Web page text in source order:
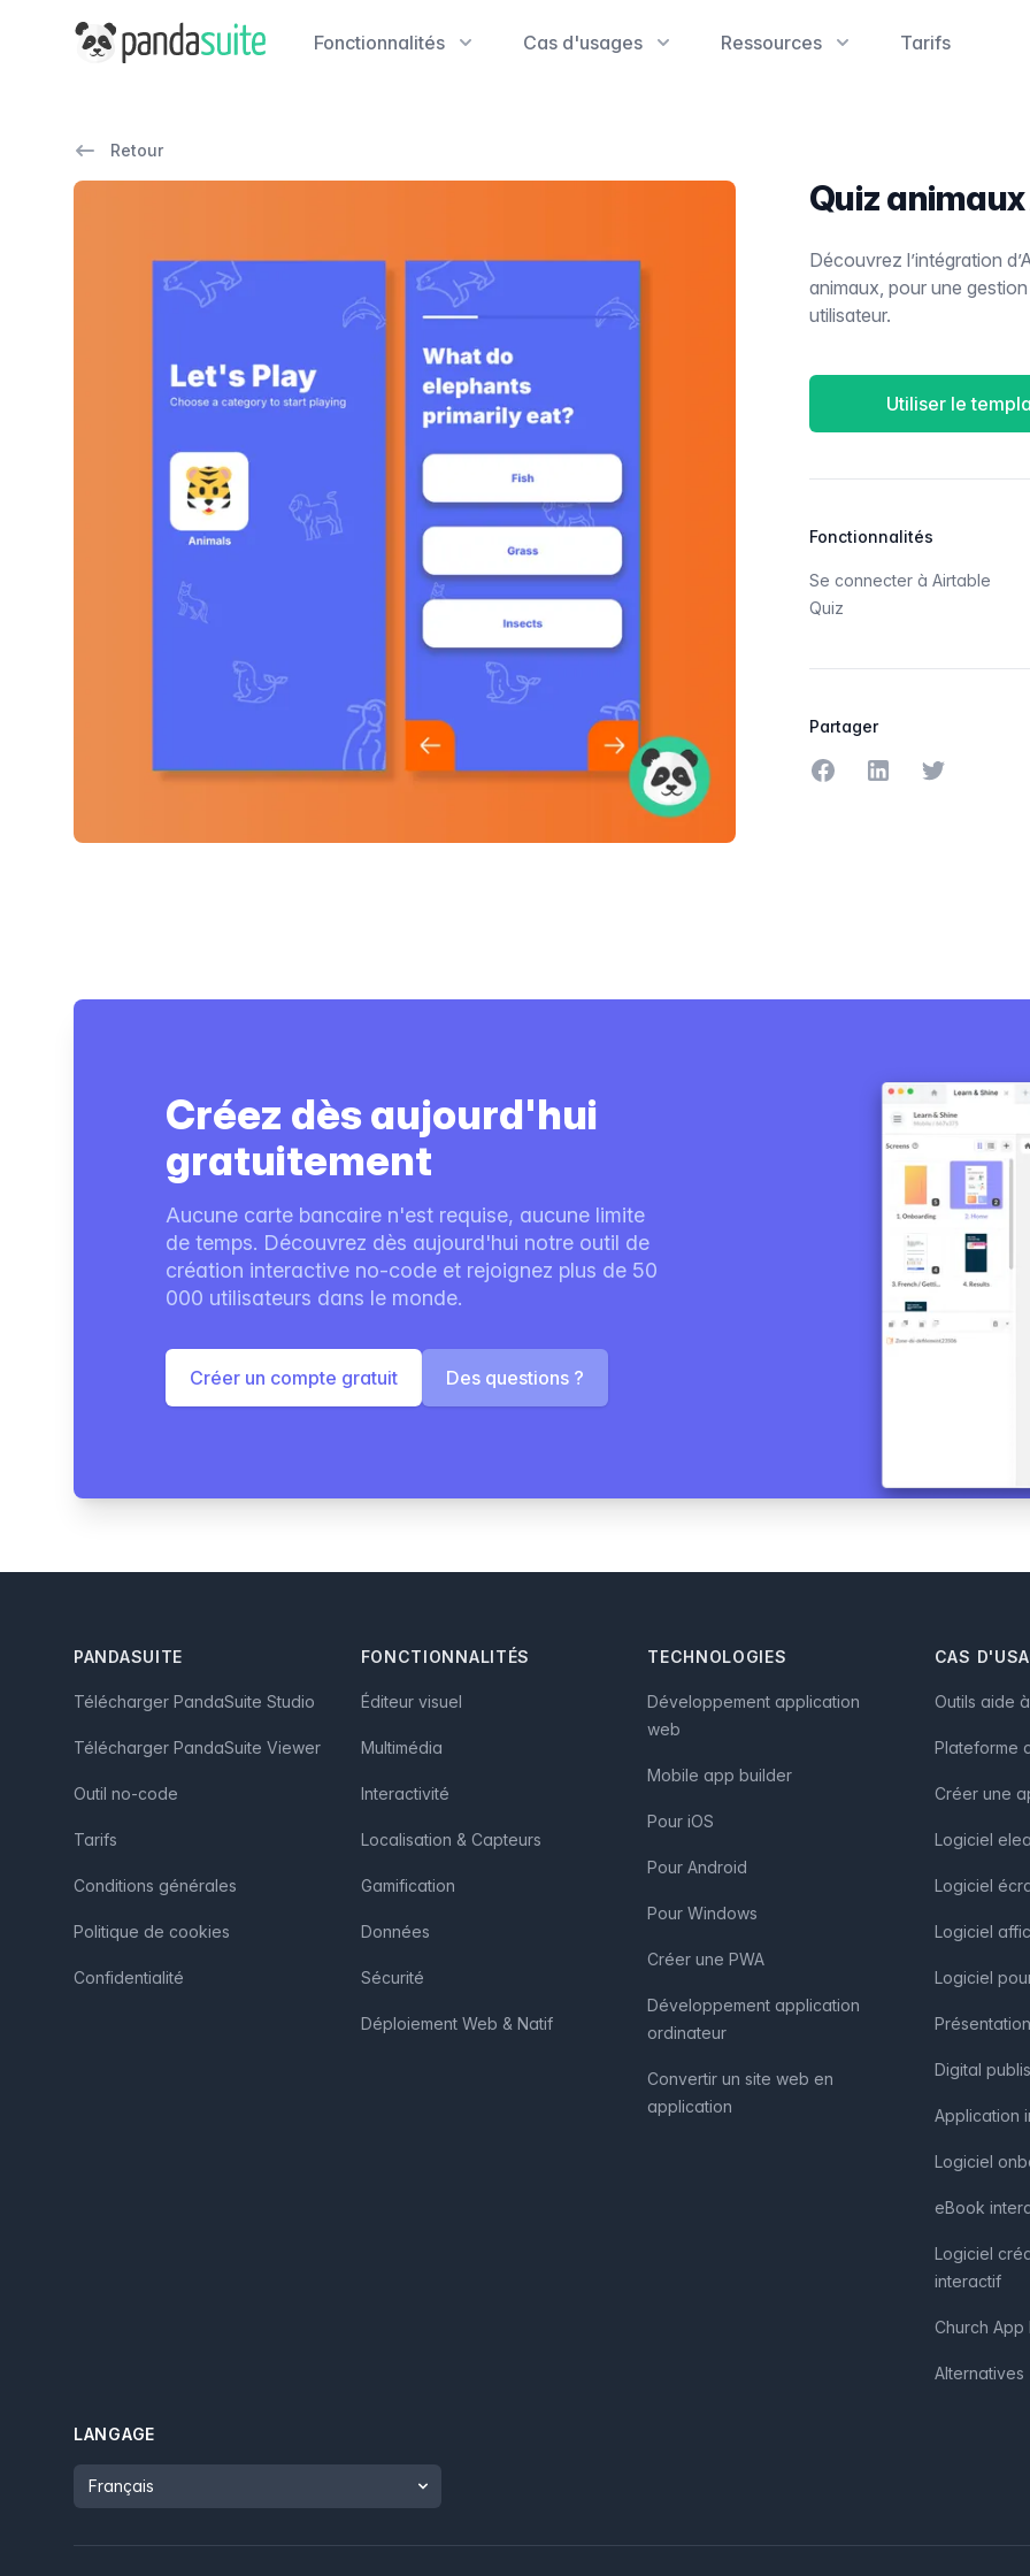
PandaSuite Fonctionnalités Cas d'usages Ressources Tarifs
Retour
Quiz
Découvrez l’intégration
animaux, pour une
utilisateur.
Utiliser le
Fonctionnalités
Se connecter à Airtable
Quiz
Partager
Partager sur Facebook
Partager sur
Partager
Créez dès aujourd'hui
gratuitement
Aucune carte bancaire n'est requise, aucune limite
de temps. Découvrez dès aujourd'hui notre outil de
création interactive no-code et rejoignez plus de 50
000 utilisateurs dans le monde.
Créer un compte gratuit Des questions ?
PANDASUITE
Télécharger PandaSuite Studio
Télécharger PandaSuite Viewer
Outil no-code
Tarifs
Conditions générales
Politique de cookies
Confidentialité
FONCTIONNALITÉS
Éditeur visuel
Multimédia
Interactivité
Localisation & Capteurs
Gamification
Données
Sécurité
Déploiement Web & Natif
TECHNOLOGIES
Développement application
web
Mobile app builder
Pour iOS
Pour Android
Pour Windows
Créer une PWA
Développement application
ordinateur
Convertir un site web en
application
CAS
Outils aide
Plateforme
Créer une
Logiciel
Logiciel
Logiciel
Logiciel
Digital
Application
Logiciel
eBook
Logiciel
interactif
Church App
Alternatives
LANGAGE
Language